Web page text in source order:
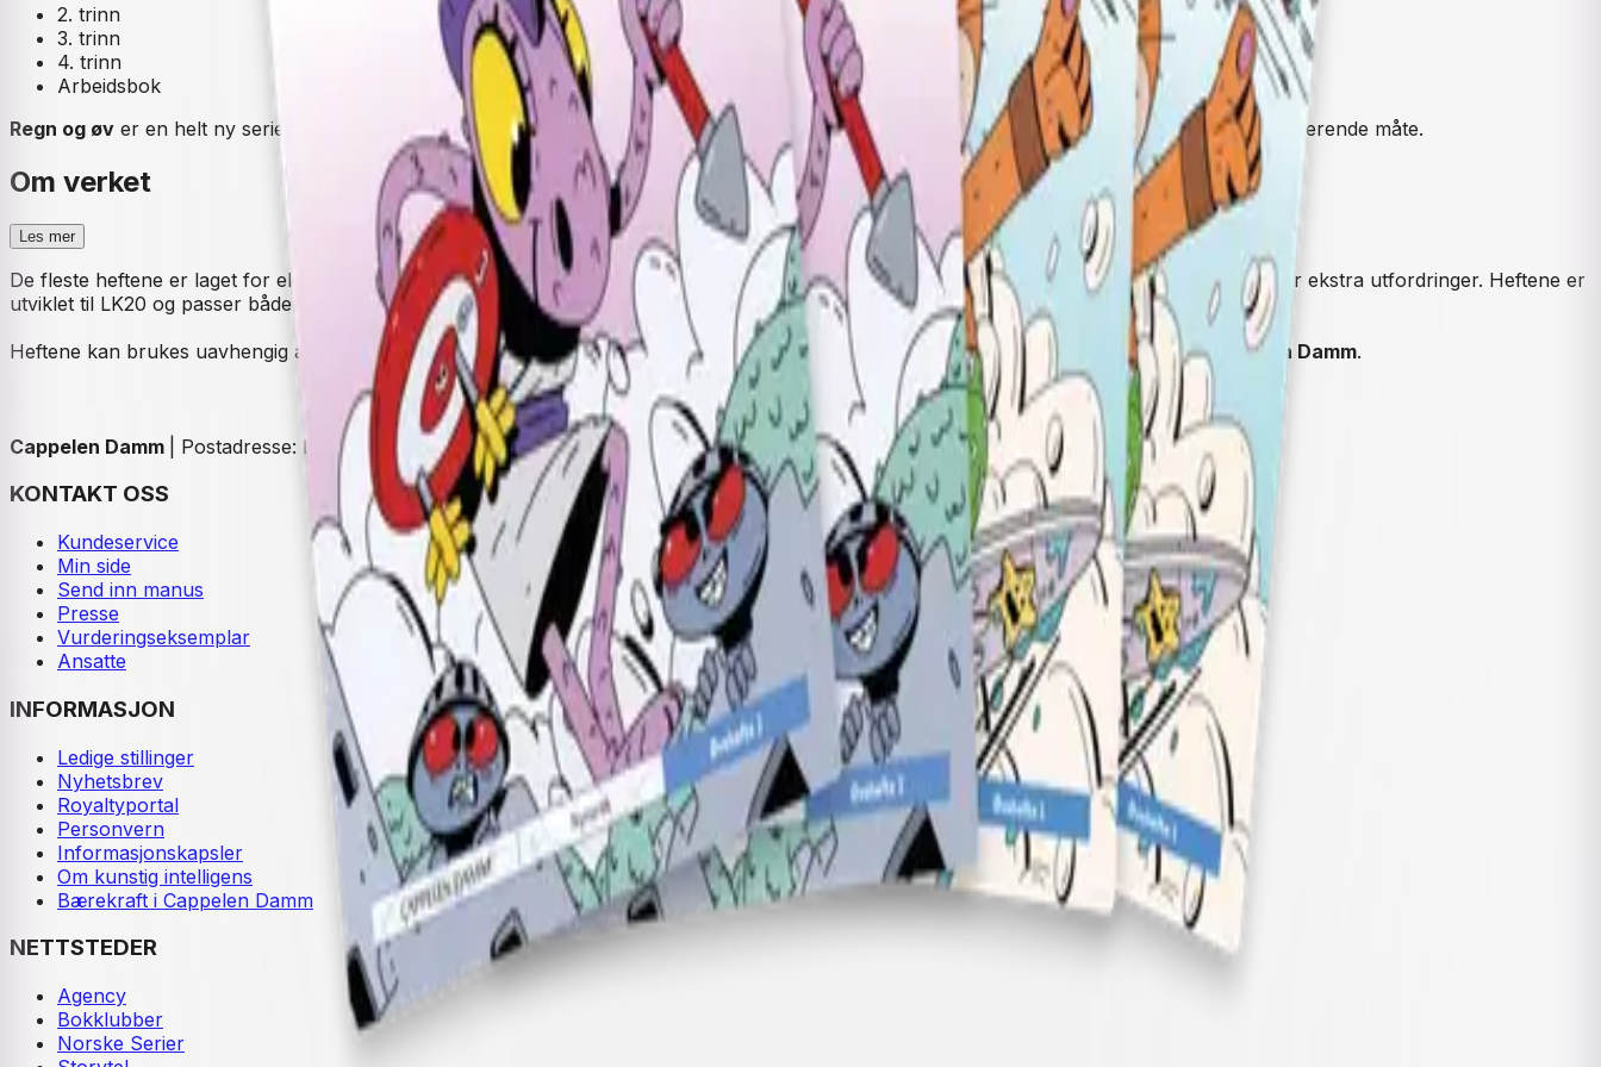
2. trinn
3. trinn
4. trinn
Arbeidsbok
Regn og øv er en helt ny serie med selvinstruerende engangshefter som dekker de mest sentrale emnene i matematikk på en morsom og inspirerende måte.
Om verket
Les mer
De fleste heftene er laget for elever som trenger ekstra repetisjon, men det kommer også problemløsningshefter for elever som har behov for ekstra utfordringer. Heftene er
utviklet til LK20 og passer både til indivuelt arbeid og særskilt tilrettelegging.
Heftene kan brukes uavhengig av læreverk, men mange elever vil kjenne igjen figurene fra matematikk for 1. til 4. trinn i
Skolen fra Cappelen Damm.
Cappelen Damm | Postadresse: Postboks 1900 Sentrum, 0055 Oslo | Besøksadresse: Stortingsgata 28, 0161 Oslo
KONTAKT OSS
Kundeservice
Min side
Send inn manus
Presse
Vurderingseksemplar
Ansatte
INFORMASJON
Ledige stillinger
Nyhetsbrev
Royaltyportal
Personvern
Informasjonskapsler
Om kunstig intelligens
Bærekraft i Cappelen Damm
NETTSTEDER
Agency
Bokklubber
Norske Serier